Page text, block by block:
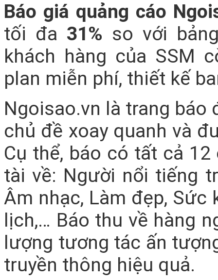
Báo giá quảng cáo
tối đa 31% so với
khách hàng của SSM
plan miễn phí, thiết kế
Ngoisao.vn là trang
chủ đề xoay quanh và
Cụ thể, báo có tất cả
tài về: Người nổi tiếng
Âm nhạc, Làm đẹp, Sức
lịch,… Báo thu về hàng
lượng tương tác ấn
truyền thông hiệu quả.